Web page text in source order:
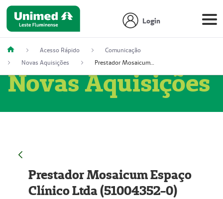
Login
Acesso Rápido
Comunicação
Novas Aquisições
Prestador Mosaicum Espaço Clínico Ltda (51004352-0)
Novas Aquisições
Prestador Mosaicum Espaço
Clínico Ltda (51004352-0)